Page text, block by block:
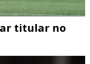
titular no